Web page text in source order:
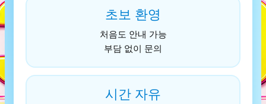
초보 환영
처음도 안내 가능
부담 없이 문의
시간 자유